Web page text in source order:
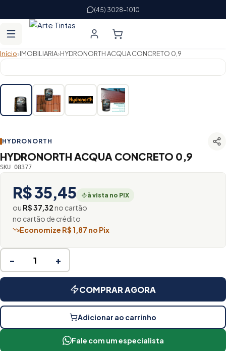
(45) 3028-1010
Início›IMOBILIARIA›HYDRONORTH ACQUA CONCRETO 0,9
HYDRONORTH
HYDRONORTH ACQUA CONCRETO 0,9
SKU 08377
R$ 35,45 à vista no PIX
ou R$ 37,32no cartão
no cartão de crédito
Economize R$ 1,87 no Pix
− +
COMPRAR AGORA
Adicionar ao carrinho
Fale com um especialista